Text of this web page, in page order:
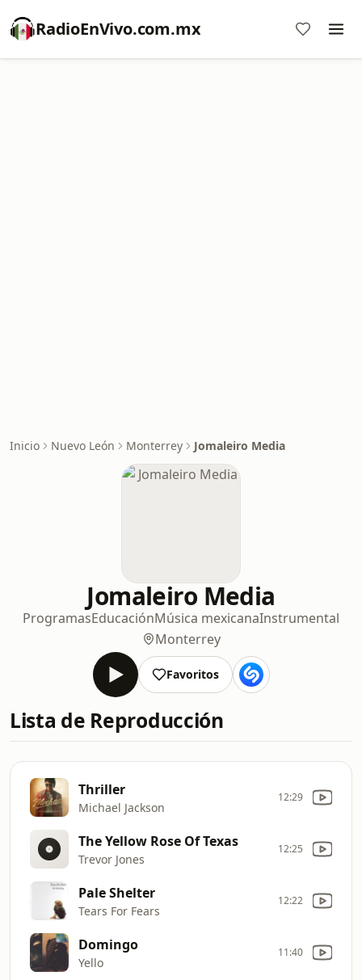
RadioEnVivo.com.mx
Inicio Nuevo León Monterrey Jomaleiro Media
Jomaleiro Media
ProgramasEducaciónMúsica mexicanaInstrumental
Monterrey
Favoritos
Lista de Reproducción
Thriller
Michael Jackson
12:29
The Yellow Rose Of Texas
Trevor Jones
12:25
Pale Shelter
Tears For Fears
12:22
Domingo
Yello
11:40